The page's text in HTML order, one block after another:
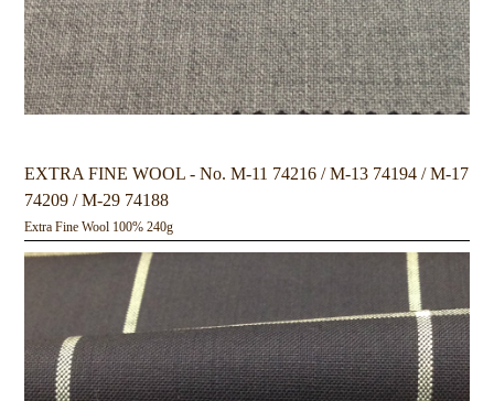
EXTRA FINE WOOL - No. M-11 74216 / M-13 74194 / M-17
74209 / M-29 74188
Extra Fine Wool 100% 240g